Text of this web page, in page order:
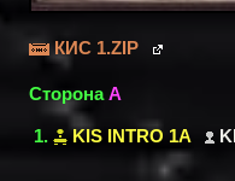
КИС 1.ZIP
СторонаA
KIS INTRO 1A